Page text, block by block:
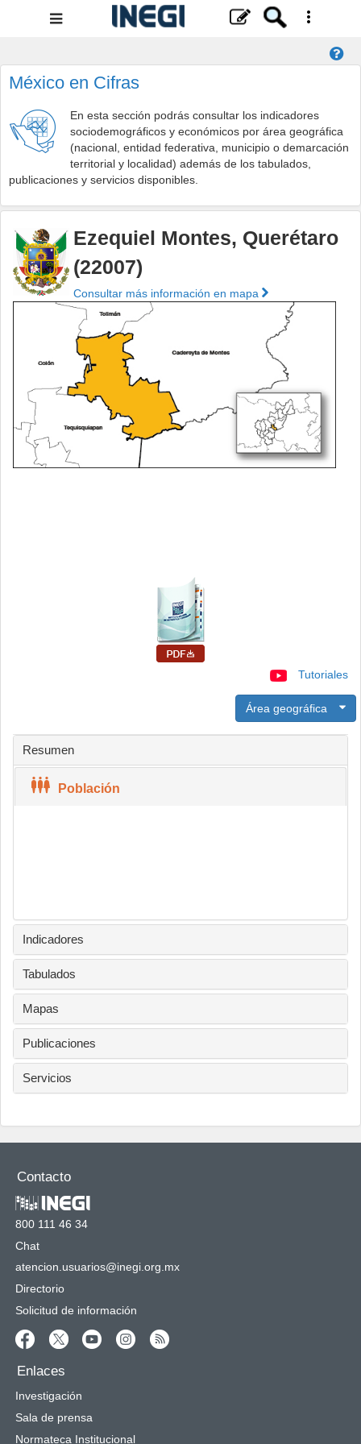
Menú
México en Cifras
En esta sección podrás consultar los indicadores
sociodemográficos y económicos por área geográfica
(nacional, entidad federativa, municipio o demarcación
territorial y localidad) además de los tabulados,
publicaciones y servicios disponibles.
Ezequiel Montes, Querétaro
(22007)
Consultar más información en mapa
Tutoriales
Área geográfica
Resumen
Población
Indicadores
Tabulados
Mapas
Publicaciones
Servicios
Contacto
800 111 46 34
Chat
atencion.usuarios@inegi.org.mx
Directorio
Solicitud de información
Enlaces
Investigación
Sala de prensa
Normateca Institucional